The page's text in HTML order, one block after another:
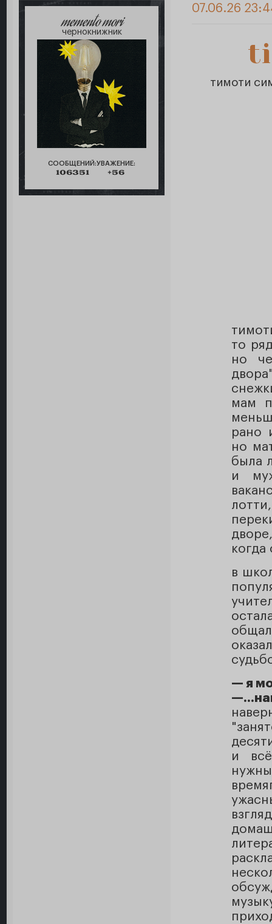
memento mori
чернокнижник
СООБЩЕНИЙ:
106351
УВАЖЕНИЕ:
+56
07.06.26
тимоти
то
но
мам
рано
но
была
и
в
— я
и